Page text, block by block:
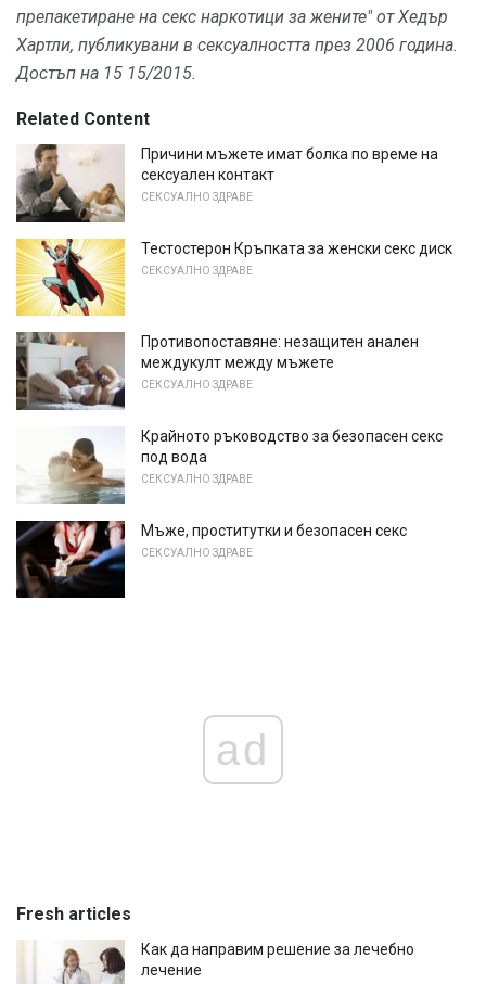
препакетиране на секс наркотици за жените" от Хедър
Хартли, публикувани в сексуалността през 2006 година.
Достъп на 15 15/2015.
Related Content
Причини мъжете имат болка по време на
сексуален контакт
СЕКСУАЛНО ЗДРАВЕ
Тестостерон Кръпката за женски секс диск
СЕКСУАЛНО ЗДРАВЕ
Противопоставяне: незащитен анален
междукулт между мъжете
СЕКСУАЛНО ЗДРАВЕ
Крайното ръководство за безопасен секс
под вода
СЕКСУАЛНО ЗДРАВЕ
Мъже, проститутки и безопасен секс
СЕКСУАЛНО ЗДРАВЕ
ad
Fresh articles
Как да направим решение за лечебно
лечение